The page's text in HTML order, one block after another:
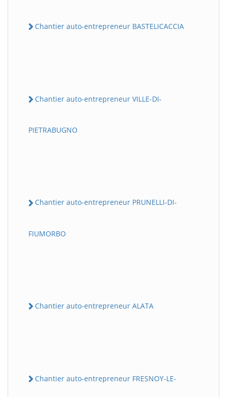
Chantier auto-entrepreneur BASTELICACCIA
Chantier auto-entrepreneur VILLE-DI-
PIETRABUGNO
Chantier auto-entrepreneur PRUNELLI-DI-
FIUMORBO
Chantier auto-entrepreneur ALATA
Chantier auto-entrepreneur FRESNOY-LE-